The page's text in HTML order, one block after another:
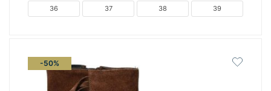
€149.00.
€74.50.
36 37 38 39
-50%